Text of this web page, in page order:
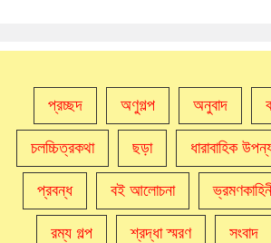
প্রচ্ছদ অণুগল্প অনুবাদ
চলচ্চিত্রকথা ছড়া ধারাবাহিক
প্রবন্ধ বই আলোচনা
রম্য গল্প শ্রদ্ধা স্মরণ সংবাদ